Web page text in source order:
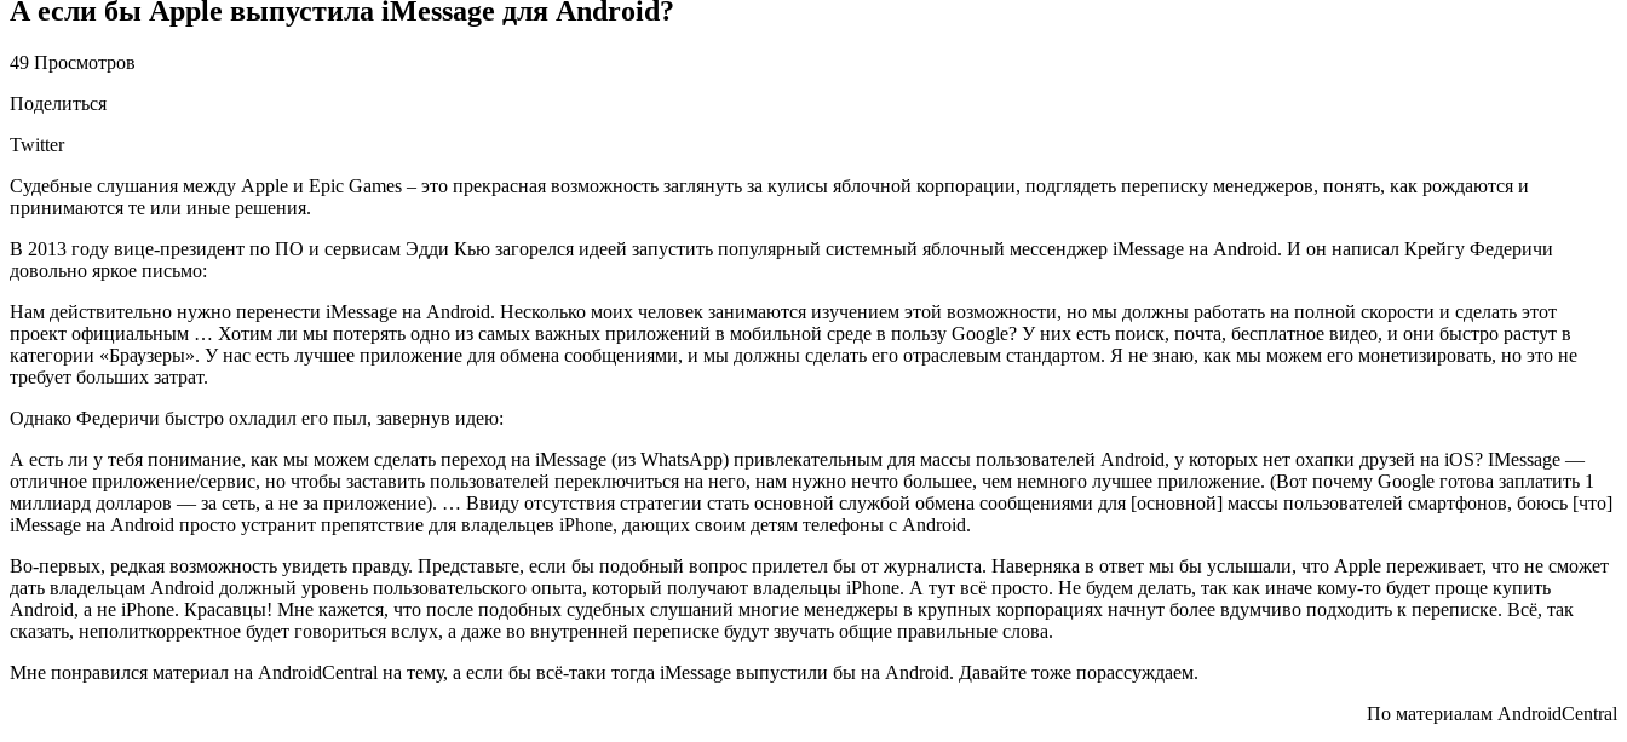
А если бы Apple выпустила iMessage для Android?
49 Просмотров
Поделиться
Twitter
Судебные слушания между Apple и Epic Games – это прекрасная возможность заглянуть за кулисы яблочной корпорации, подглядеть переписку менеджеров, понять, как рождаются и
принимаются те или иные решения.
В 2013 году вице-президент по ПО и сервисам Эдди Кью загорелся идеей запустить популярный системный яблочный мессенджер iMessage на Android. И он написал Крейгу Федеричи
довольно яркое письмо:
Нам действительно нужно перенести iMessage на Android. Несколько моих человек занимаются изучением этой возможности, но мы должны работать на полной скорости и сделать этот
проект официальным … Хотим ли мы потерять одно из самых важных приложений в мобильной среде в пользу Google? У них есть поиск, почта, бесплатное видео, и они быстро растут в
категории «Браузеры». У нас есть лучшее приложение для обмена сообщениями, и мы должны сделать его отраслевым стандартом. Я не знаю, как мы можем его монетизировать, но это не
требует больших затрат.
Однако Федеричи быстро охладил его пыл, завернув идею:
А есть ли у тебя понимание, как мы можем сделать переход на iMessage (из WhatsApp) привлекательным для массы пользователей Android, у которых нет охапки друзей на iOS? IMessage —
отличное приложение/сервис, но чтобы заставить пользователей переключиться на него, нам нужно нечто большее, чем немного лучшее приложение. (Вот почему Google готова заплатить 1
миллиард долларов — за сеть, а не за приложение). … Ввиду отсутствия стратегии стать основной службой обмена сообщениями для [основной] массы пользователей смартфонов, боюсь [что]
iMessage на Android просто устранит препятствие для владельцев iPhone, дающих своим детям телефоны с Android.
Во-первых, редкая возможность увидеть правду. Представьте, если бы подобный вопрос прилетел бы от журналиста. Наверняка в ответ мы бы услышали, что Apple переживает, что не сможет
дать владельцам Android должный уровень пользовательского опыта, который получают владельцы iPhone. А тут всё просто. Не будем делать, так как иначе кому-то будет проще купить
Android, а не iPhone. Красавцы! Мне кажется, что после подобных судебных слушаний многие менеджеры в крупных корпорациях начнут более вдумчиво подходить к переписке. Всё, так
сказать, неполиткорректное будет говориться вслух, а даже во внутренней переписке будут звучать общие правильные слова.
Мне понравился материал на AndroidCentral на тему, а если бы всё-таки тогда iMessage выпустили бы на Android. Давайте тоже порассуждаем.
По материалам AndroidCentral